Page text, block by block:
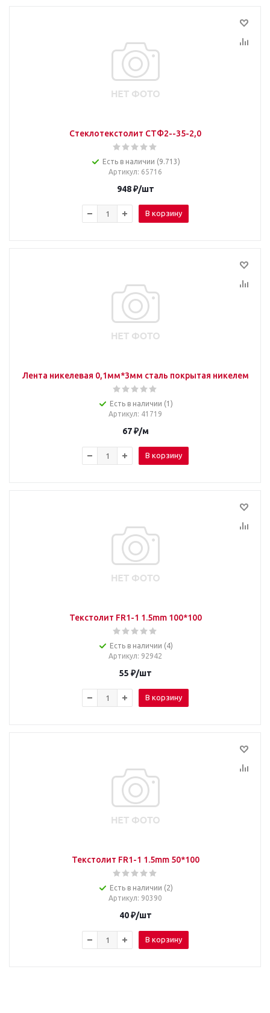
Стеклотекстолит СТФ2--35-2,0
Есть в наличии (9.713)
Артикул: 65716
948₽/шт
В корзину
Лента никелевая 0,1мм*3мм сталь покрытая никелем
Есть в наличии (1)
Артикул: 41719
67₽/м
В корзину
Текстолит FR1-1 1.5mm 100*100
Есть в наличии (4)
Артикул: 92942
55 ₽/шт
В корзину
Текстолит FR1-1 1.5mm 50*100
Есть в наличии (2)
Артикул: 90390
40₽/шт
В корзину